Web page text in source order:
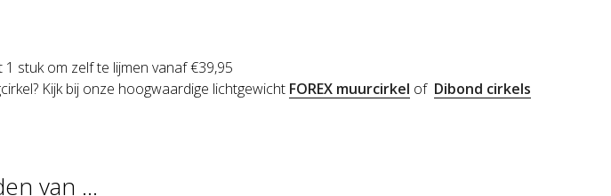
1 stuk om zelf te lijmen vanaf €39,95
Kijk bij onze hoogwaardige lichtgewicht FOREX muurcirkel of Dibond cirkels
van …